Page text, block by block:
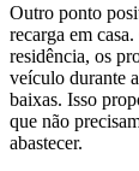
Outro ponto
recarga em
residência, os
veículo durante
baixas. Isso
que não
abastecer.